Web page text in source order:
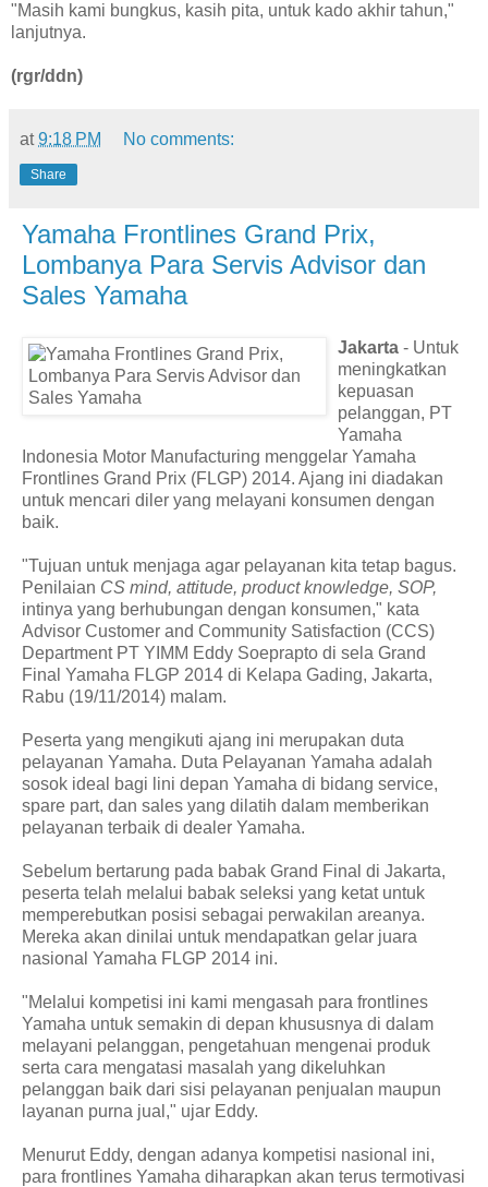
"Masih kami bungkus, kasih pita, untuk kado akhir tahun,"
lanjutnya.
(rgr/ddn)
at9:18 PM No comments:
Share
Yamaha Frontlines Grand Prix,
Lombanya Para Servis Advisor dan
Sales Yamaha
Jakarta - Untuk
meningkatkan
kepuasan
pelanggan, PT
Yamaha
Indonesia Motor Manufacturing menggelar Yamaha
Frontlines Grand Prix (FLGP) 2014. Ajang ini diadakan
untuk mencari diler yang melayani konsumen dengan
baik.
"Tujuan untuk menjaga agar pelayanan kita tetap bagus.
Penilaian CS mind, attitude, product knowledge, SOP,
intinya yang berhubungan dengan konsumen," kata
Advisor Customer and Community Satisfaction (CCS)
Department PT YIMM Eddy Soeprapto di sela Grand
Final Yamaha FLGP 2014 di Kelapa Gading, Jakarta,
Rabu (19/11/2014) malam.
Peserta yang mengikuti ajang ini merupakan duta
pelayanan Yamaha. Duta Pelayanan Yamaha adalah
sosok ideal bagi lini depan Yamaha di bidang service,
spare part, dan sales yang dilatih dalam memberikan
pelayanan terbaik di dealer Yamaha.
Sebelum bertarung pada babak Grand Final di Jakarta,
peserta telah melalui babak seleksi yang ketat untuk
memperebutkan posisi sebagai perwakilan areanya.
Mereka akan dinilai untuk mendapatkan gelar juara
nasional Yamaha FLGP 2014 ini.
"Melalui kompetisi ini kami mengasah para frontlines
Yamaha untuk semakin di depan khususnya di dalam
melayani pelanggan, pengetahuan mengenai produk
serta cara mengatasi masalah yang dikeluhkan
pelanggan baik dari sisi pelayanan penjualan maupun
layanan purna jual," ujar Eddy.
Menurut Eddy, dengan adanya kompetisi nasional ini,
para frontlines Yamaha diharapkan akan terus termotivasi